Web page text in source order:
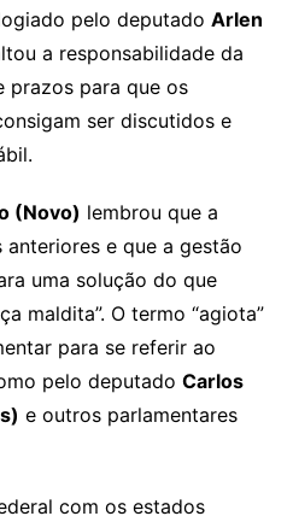
pelo deputado Arlen
a responsabilidade da
prazos para que os
ser discutidos e
(Novo) lembrou que a
e que a gestão
uma solução do que
maldita”. O termo “agiota”
para se referir ao
pelo deputado Carlos
e outros parlamentares
com os estados